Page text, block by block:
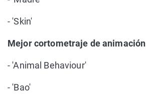
- 'Skin'
Mejor cortometraje de animación
- 'Animal Behaviour'
- 'Bao'